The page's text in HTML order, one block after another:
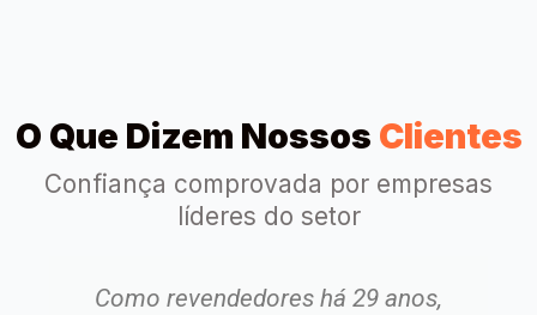
O Que Dizem Nossos Clientes
Confiança comprovada por empresas
líderes do setor
Como revendedores há 29 anos,